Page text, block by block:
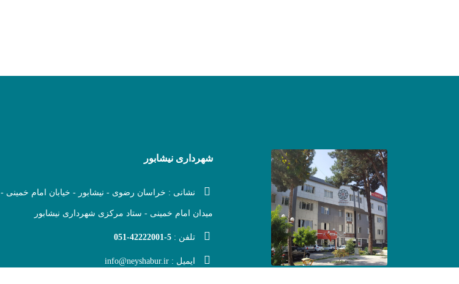
شهرداری نیشابور
نشانی : خراسان رضوی - نیشابور - خیابان امام خمینی -
میدان امام خمینی - ستاد مرکزی شهرداری نیشابور
تلفن : 051-42222001-5
ایمیل : info@neyshabur.ir